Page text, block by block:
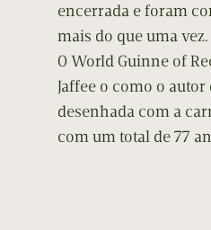
encerrada e foram
mais do que uma vez.
O World Guinne of
Jaffee o como o autor
desenhada com a
com um total de 77